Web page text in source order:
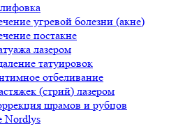
угревой болезни (акне)
постакне
лазером
татуировок
отбеливание
(стрий) лазером
шрамов и рубцов
Nordlys